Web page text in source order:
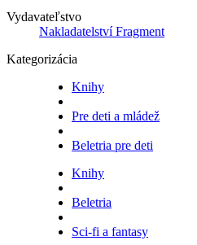
Vydavateľstvo
Nakladatelství Fragment
Kategorizácia
Knihy
Pre deti a mládež
Beletria pre deti
Knihy
Beletria
Sci-fi a fantasy